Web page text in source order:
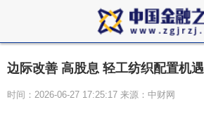
边际改善 高股息 轻工纺织配置机
时间：2026-06-27 17:25:17 来源：中财网